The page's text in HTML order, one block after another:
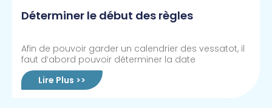
Déterminer le début des règles
Afin de pouvoir garder un calendrier des vessatot, il
faut d’abord pouvoir déterminer la date
Lire Plus >>